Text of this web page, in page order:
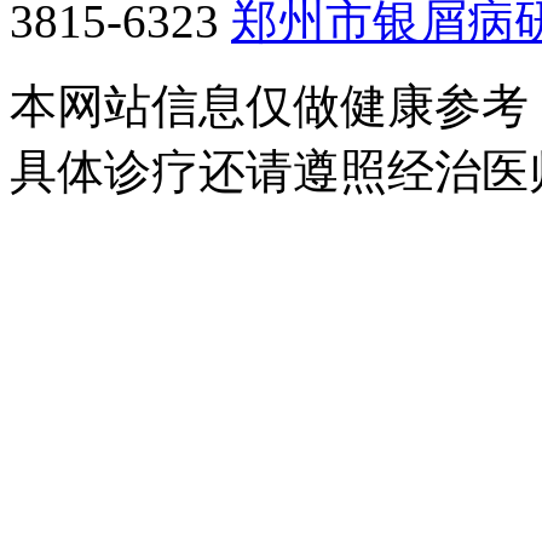
3815-6323 郑州市银屑病
本网站信息仅做健康参
具体诊疗还请遵照经治医